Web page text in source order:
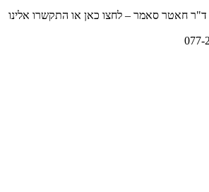
ד"ר חאטר סאמר – לחצו כאן או התקשרו אלינו